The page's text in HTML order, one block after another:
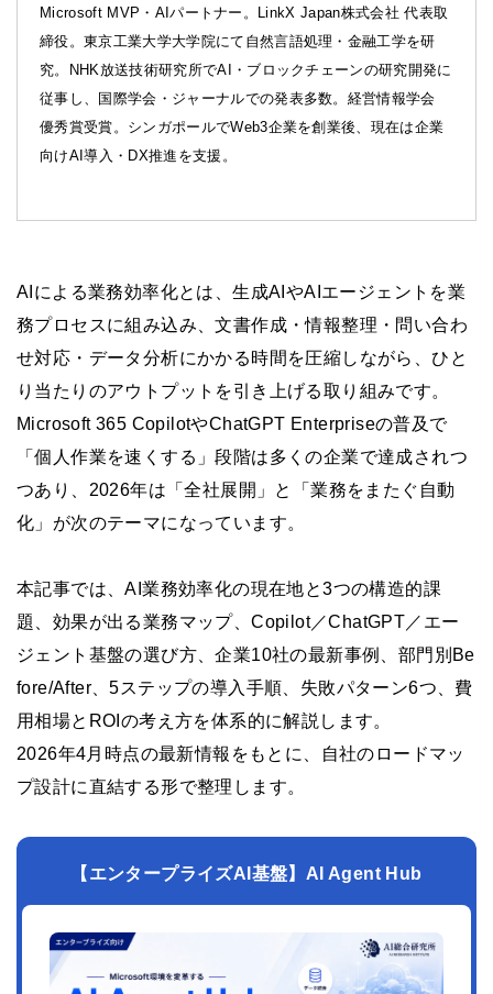
Microsoft MVP・AIパートナー。LinkX Japan株式会社 代表取
締役。東京工業大学大学院にて自然言語処理・金融工学を研
究。NHK放送技術研究所でAI・ブロックチェーンの研究開発に
従事し、国際学会・ジャーナルでの発表多数。経営情報学会
優秀賞受賞。シンガポールでWeb3企業を創業後、現在は企業
向けAI導入・DX推進を支援。
AIによる業務効率化とは、生成AIやAIエージェントを業
務プロセスに組み込み、文書作成・情報整理・問い合わ
せ対応・データ分析にかかる時間を圧縮しながら、ひと
り当たりのアウトプットを引き上げる取り組みです。
Microsoft 365 CopilotやChatGPT Enterpriseの普及で
「個人作業を速くする」段階は多くの企業で達成されつ
つあり、2026年は「全社展開」と「業務をまたぐ自動
化」が次のテーマになっています。
本記事では、AI業務効率化の現在地と3つの構造的課
題、効果が出る業務マップ、Copilot／ChatGPT／エー
ジェント基盤の選び方、企業10社の最新事例、部門別Be
fore/After、5ステップの導入手順、失敗パターン6つ、費
用相場とROIの考え方を体系的に解説します。
2026年4月時点の最新情報をもとに、自社のロードマッ
プ設計に直結する形で整理します。
【エンタープライズAI基盤】AI Agent Hub